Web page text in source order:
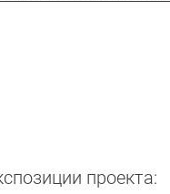
проекта: